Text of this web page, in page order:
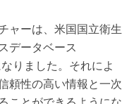
ャーは、米国国立衛生
データベース
りました。それによ
頼性の高い情報と一次